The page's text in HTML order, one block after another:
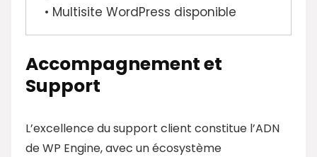
• Multisite WordPress disponible
Accompagnement et
Support
L’excellence du support client constitue l’ADN
de WP Engine, avec un écosystème